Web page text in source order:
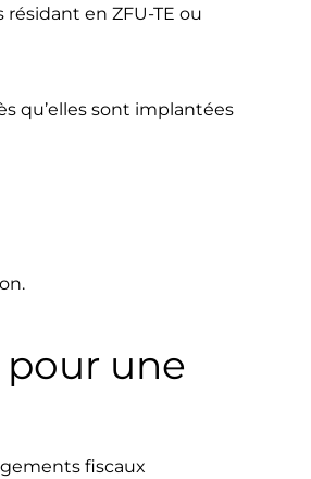
en ZFU-TE ou
qu’elles sont implantées
pour une
fiscaux